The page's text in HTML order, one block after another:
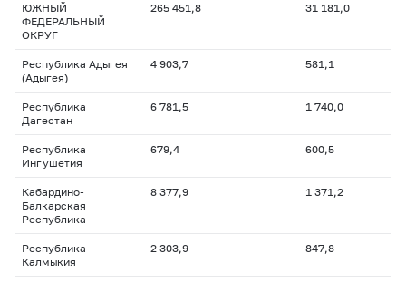
ЮЖНЫЙ
ФЕДЕРАЛЬНЫЙ
ОКРУГ
265 451,8 31 181,0
Республика Адыгея
(Адыгея)
4 903,7 581,1
Республика
Дагестан
6 781,5 1 740,0
Республика
Ингушетия
679,4 600,5
Кабардино-
Балкарская
Республика
8 377,9 1 371,2
Республика
Калмыкия
2 303,9 847,8